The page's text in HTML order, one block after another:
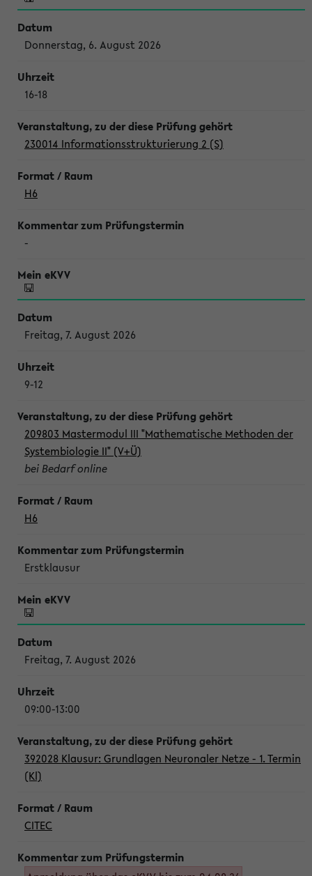
Donnerstag, 6. August 2026
16-18
230014 Informationsstrukturierung 2 (S)
H6
-
Freitag, 7. August 2026
9-12
209803 Mastermodul III "Mathematische Methoden der
Systembiologie II" (V+Ü)
bei Bedarf online
H6
Erstklausur
Freitag, 7. August 2026
09:00-13:00
392028 Klausur: Grundlagen Neuronaler Netze - 1. Termin
(Kl)
CITEC